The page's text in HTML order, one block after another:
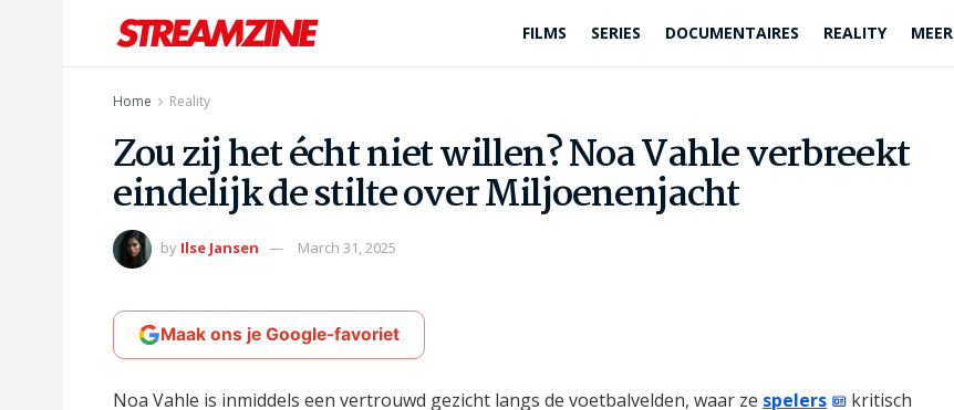
FILMS SERIES DOCUMENTAIRES REALITY MEER
Home Reality
Zou zij het écht niet willen? Noa Vahle verbreekt
eindelijk de stilte over Miljoenenjacht
by Ilse Jansen March 31, 2025
Maak ons je Google-favoriet
Noa Vahle is inmiddels een vertrouwd gezicht langs de voetbalvelden, waar ze spelers
kritisch